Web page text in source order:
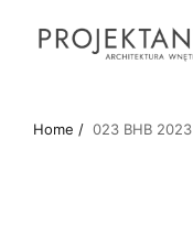
Home / 023 BHB 2023